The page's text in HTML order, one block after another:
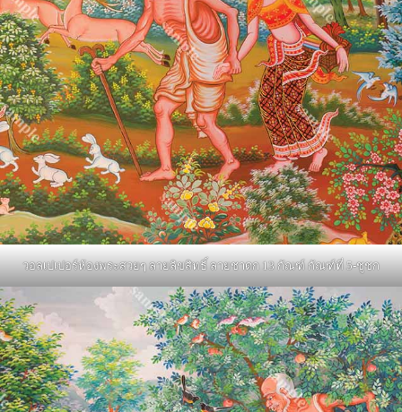
วอลเปเปอร์ห้องพระสวยๆ ลายลิขสิทธิ์ ลายชาดก 13 กัณฑ์ กัณฑ์ที่ 5-ชูชก